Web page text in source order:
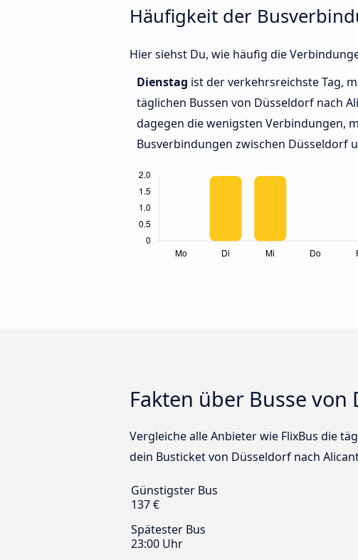
Häufigkeit der
Hier siehst Du, wie häufig die
Dienstag ist der verkehrsreichste Tag,
täglichen Bussen von Düsseldorf nach
dagegen die wenigsten Verbindungen,
Busverbindungen zwischen Düsseldorf
Fakten über Busse
Vergleiche alle Anbieter wie FlixBus die
dein Busticket von Düsseldorf nach
Günstigster Bus
137 €
Spätester Bus
23:00 Uhr